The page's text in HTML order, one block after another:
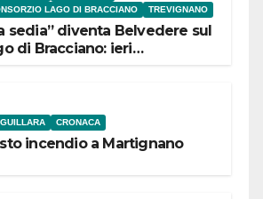
LAGO DI BRACCIANO
TREVIGNANO
sedia” diventa Belvedere sul
di Bracciano: ieri
CRONACA
incendio a Martignano